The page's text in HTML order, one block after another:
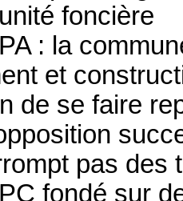
foncière
: la
et
de se faire
pas des
fondé sur